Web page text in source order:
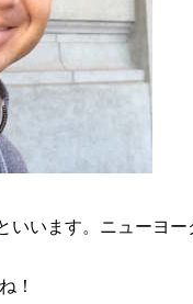
いいます。ニューヨ
！